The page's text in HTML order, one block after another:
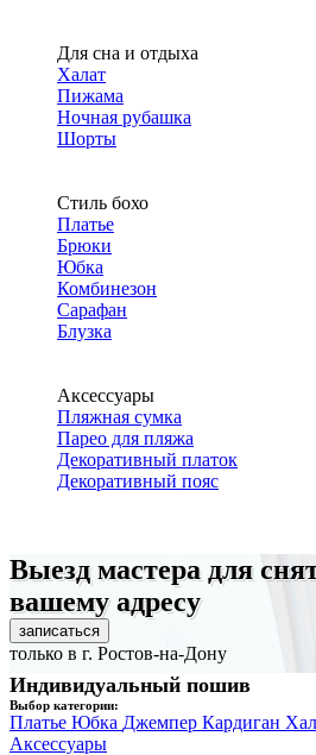
Для сна и отдыха
Халат
Пижама
Ночная рубашка
Шорты
Стиль бохо
Платье
Брюки
Юбка
Комбинезон
Сарафан
Блузка
Аксессуары
Пляжная сумка
Парео для пляжа
Декоративный платок
Декоративный пояс
Выезд мастера для
вашему адресу
записаться
только в г. Ростов-на-Дону
Индивидуальный пошив
Выбор категории:
Платье Юбка Джемпер Кардиган
Аксессуары